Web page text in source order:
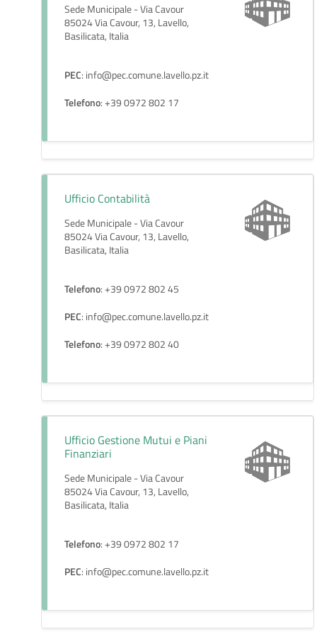
Sede Municipale - Via Cavour
85024 Via Cavour, 13, Lavello,
Basilicata, Italia
PEC: info@pec.comune.lavello.pz.it
Telefono: +39 0972 802 17
Ufficio Contabilità
Sede Municipale - Via Cavour
85024 Via Cavour, 13, Lavello,
Basilicata, Italia
Telefono: +39 0972 802 45
PEC: info@pec.comune.lavello.pz.it
Telefono: +39 0972 802 40
Ufficio Gestione Mutui e Piani
Finanziari
Sede Municipale - Via Cavour
85024 Via Cavour, 13, Lavello,
Basilicata, Italia
Telefono: +39 0972 802 17
PEC: info@pec.comune.lavello.pz.it